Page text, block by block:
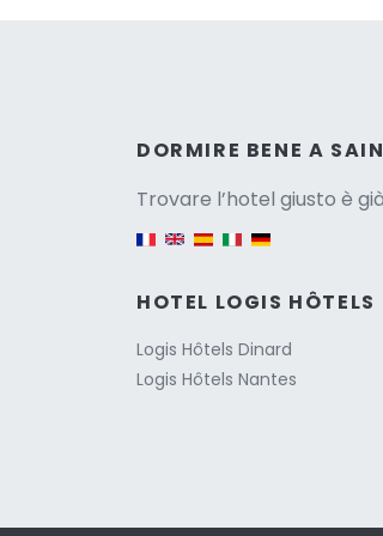
DORMIRE BENE A
Trovare l’hotel giusto è
HOTEL LOGIS HÔTELS
Logis Hôtels Dinard
Logis Hôtels Nantes